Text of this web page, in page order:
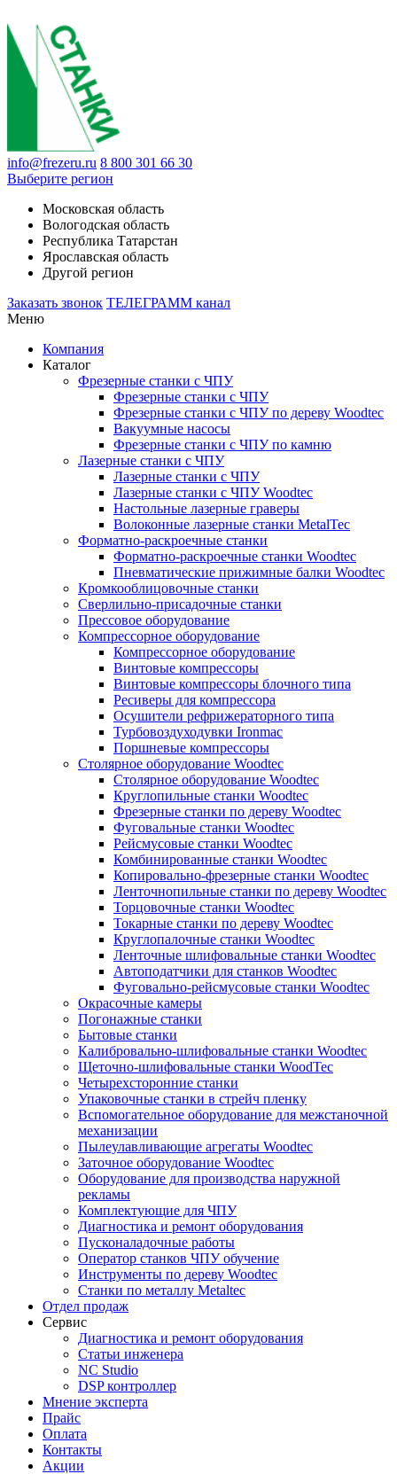
info@frezeru.ru 8 800 301 66 30
Выберите регион
Московская область
Вологодская область
Республика Татарстан
Ярославская область
Другой регион
Заказать звонок ТЕЛЕГРАММ канал
Меню
Компания
Каталог
Фрезерные станки с ЧПУ
Фрезерные станки с ЧПУ
Фрезерные станки с ЧПУ по дереву Woodtec
Вакуумные насосы
Фрезерные станки с ЧПУ по камню
Лазерные станки с ЧПУ
Лазерные станки с ЧПУ
Лазерные станки с ЧПУ Woodtec
Настольные лазерные граверы
Волоконные лазерные станки MetalTec
Форматно-раскроечные станки
Форматно-раскроечные станки Woodtec
Пневматические прижимные балки Woodtec
Кромкооблицовочные станки
Сверлильно-присадочные станки
Прессовое оборудование
Компрессорное оборудование
Компрессорное оборудование
Винтовые компрессоры
Винтовые компрессоры блочного типа
Ресиверы для компрессора
Осушители рефрижераторного типа
Турбовоздуходувки Ironmac
Поршневые компрессоры
Столярное оборудование Woodtec
Столярное оборудование Woodtec
Круглопильные станки Woodtec
Фрезерные станки по дереву Woodtec
Фуговальные станки Woodtec
Рейсмусовые станки Woodtec
Комбинированные станки Woodtec
Копировально-фрезерные станки Woodtec
Ленточнопильные станки по дереву Woodtec
Торцовочные станки Woodtec
Токарные станки по дереву Woodtec
Круглопалочные станки Woodtec
Ленточные шлифовальные станки Woodtec
Автоподатчики для станков Woodtec
Фуговально-рейсмусовые станки Woodtec
Окрасочные камеры
Погонажные станки
Бытовые станки
Калибровально-шлифовальные станки Woodtec
Щеточно-шлифовальные станки WoodTec
Четырехсторонние станки
Упаковочные станки в стрейч пленку
Вспомогательное оборудование для межстаночной
механизации
Пылеулавливающие агрегаты Woodtec
Заточное оборудование Woodtec
Оборудование для производства наружной
рекламы
Комплектующие для ЧПУ
Диагностика и ремонт оборудования
Пусконаладочные работы
Оператор станков ЧПУ обучение
Инструменты по дереву Woodtec
Станки по металлу Metaltec
Отдел продаж
Сервис
Диагностика и ремонт оборудования
Статьи инженера
NC Studio
DSP контроллер
Мнение эксперта
Прайс
Оплата
Контакты
Акции